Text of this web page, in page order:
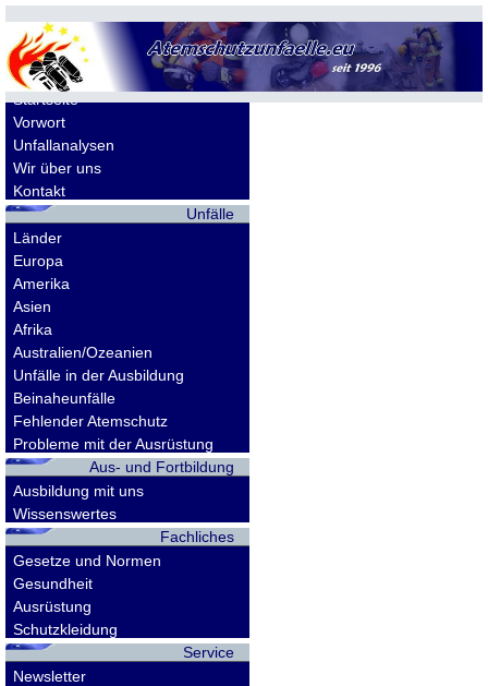
Allgemeines
Startseite
Vorwort
Unfallanalysen
Wir über uns
Kontakt
Unfälle
Länder
Europa
Amerika
Asien
Afrika
Australien/Ozeanien
Unfälle in der Ausbildung
Beinaheunfälle
Fehlender Atemschutz
Probleme mit der Ausrüstung
Aus- und Fortbildung
Ausbildung mit uns
Wissenswertes
Fachliches
Gesetze und Normen
Gesundheit
Ausrüstung
Schutzkleidung
Service
Newsletter